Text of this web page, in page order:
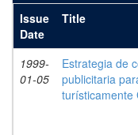
Issue
Date
Title
1999-
01-05
Estrategia de
publicitaria
turísticamente